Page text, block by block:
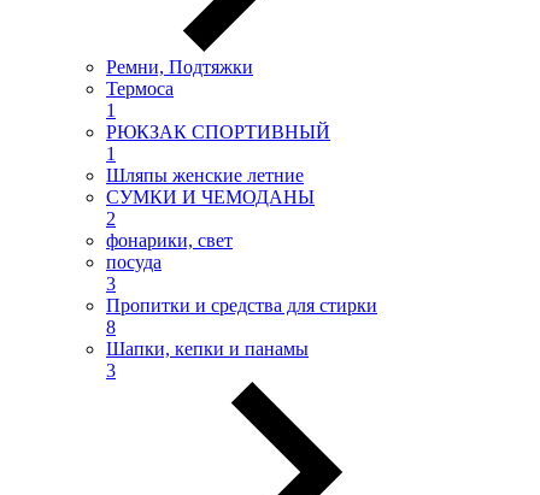
Ремни, Подтяжки
Термоса
1
РЮКЗАК СПОРТИВНЫЙ
1
Шляпы женские летние
СУМКИ И ЧЕМОДАНЫ
2
фонарики, свет
посуда
3
Пропитки и средства для стирки
8
Шапки, кепки и панамы
3